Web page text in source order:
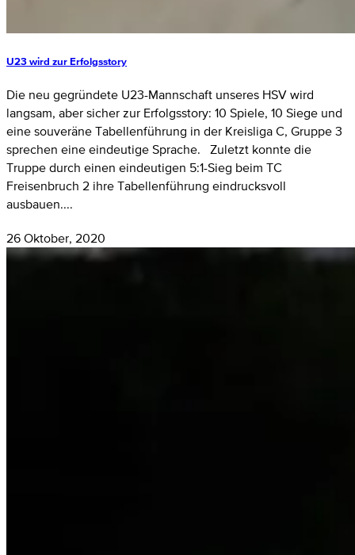
U23 wird zur Erfolgsstory
Die neu gegründete U23-Mannschaft unseres HSV wird
langsam, aber sicher zur Erfolgsstory: 10 Spiele, 10 Siege und
eine souveräne Tabellenführung in der Kreisliga C, Gruppe 3
sprechen eine eindeutige Sprache. Zuletzt konnte die
Truppe durch einen eindeutigen 5:1-Sieg beim TC
Freisenbruch 2 ihre Tabellenführung eindrucksvoll
ausbauen....
26 Oktober, 2020